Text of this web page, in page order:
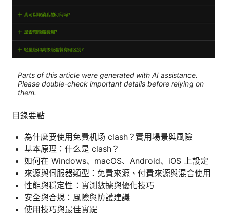
Parts of this article were generated with AI assistance.
Please double-check important details before relying on
them.
目錄要點
為什麼要使用免費机场 clash？實用場景與風險
基本原理：什么是 clash？
如何在 Windows、macOS、Android、iOS 上設定
來源與伺服器類型：免費來源、付費來源與混合使用
性能與穩定性：實測數據與優化技巧
安全與合規：風險與防護建議
使用技巧與最佳實踶